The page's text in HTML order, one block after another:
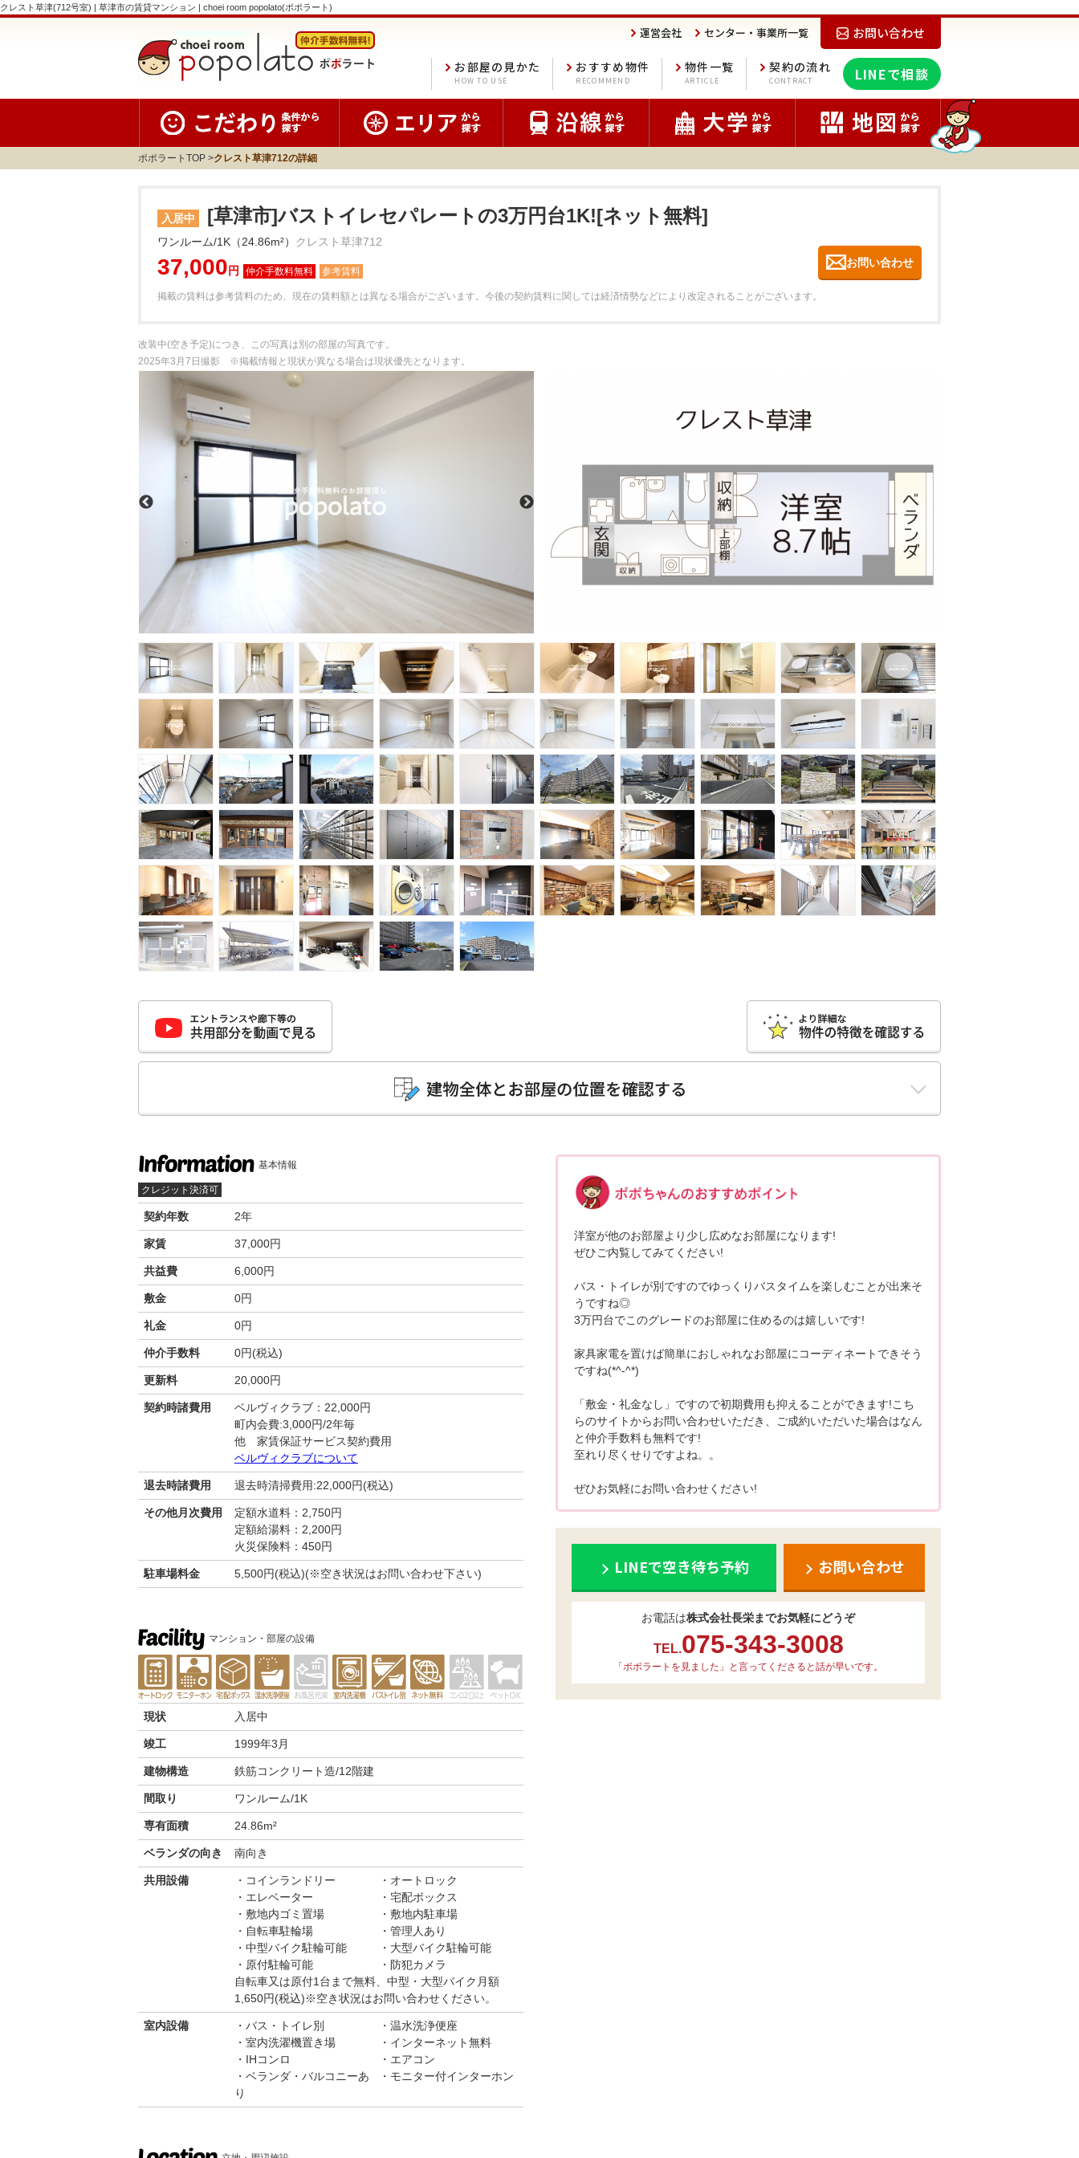
クレスト草津(712号室) | 草津市の賃貸マンション | choei room popolato(ポポラート)
お問い合わせ
センター・事業所一覧
運営会社
LINEで相談
契約の流れ
CONTRACT
物件一覧
ARTICLE
おすすめ物件
RECOMMEND
お部屋の見かた
HOW TO USE
ポポラートTOP クレスト草津712の詳細
入居中 [草津市]バストイレセパレートの3万円台1K![ネット無料]
ワンルーム/1K（24.86m²） クレスト草津712
37,000 円 参考賃料
お問い合わせ
掲載の賃料は参考賃料のため、現在の賃料額とは異なる場合がございます。 今後の契約賃料に関しては経済情勢などにより改定されることがございます。
改装中(空き予定)につき、この写真は別の部屋の写真です。
2025年3月7日撮影 ※掲載情報と現状が異なる場合は現状優先となります。
基本情報
クレジット決済可
契約年数 2年
家賃 37,000円
共益費 6,000円
敷金 0円
礼金 0円
仲介手数料 0円(税込)
更新料 20,000円
契約時諸費用
ベルヴィクラブ：22,000円
町内会費:3,000円/2年毎
他 家賃保証サービス契約費用
ベルヴィクラブについて
退去時諸費用 退去時清掃費用:22,000円(税込)
その他月次費用
定額水道料：2,750円
定額給湯料：2,200円
火災保険料：450円
駐車場料金 5,500円(税込)(※空き状況はお問い合わせ下さい)
マンション・部屋の設備
現状 入居中
竣工 1999年3月
建物構造 鉄筋コンクリート造/12階建
間取り ワンルーム/1K
専有面積 24.86m²
ベランダの向き 南向き
共用設備 コインランドリー
オートロック
エレベーター
宅配ボックス
敷地内ゴミ置場
敷地内駐車場
自転車駐輪場
管理人あり
中型バイク駐輪可能
大型バイク駐輪可能
原付駐輪可能
防犯カメラ
自転車又は原付1台まで無料、中型・大型バイク月額
1,650円(税込)※空き状況はお問い合わせください。
室内設備 バス・トイレ別
温水洗浄便座
室内洗濯機置き場
インターネット無料
IHコンロ
エアコン
ベランダ・バルコニーあ
り
モニター付インターホン
洋室が他のお部屋より少し広めなお部屋になります!
ぜひご内覧してみてください!
バス・トイレが別ですのでゆっくりバスタイムを楽しむことが出来そ
うですね◎
3万円台でこのグレードのお部屋に住めるのは嬉しいです!
家具家電を置けば簡単におしゃれなお部屋にコーディネートできそう
ですね(*^-^*)
「敷金・礼金なし」ですので初期費用も抑えることができます!こち
らのサイトからお問い合わせいただき、ご成約いただいた場合はなん
と仲介手数料も無料です!
至れり尽くせりですよね。。
ぜひお気軽にお問い合わせください!
LINEで空き待ち予約 お問い合わせ
お電話は株式会社長栄までお気軽にどうぞ
TEL.075-343-3008
「ポポラートを見ました」と言ってくださると話が早いです。